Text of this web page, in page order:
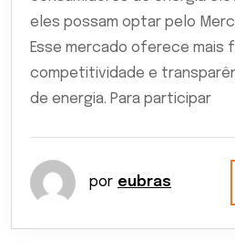
eles possam optar pelo
Esse mercado oferece mais
competitividade e
de energia. Para participar
por eubras